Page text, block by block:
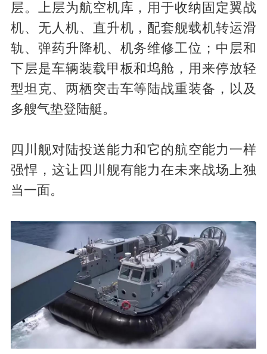
层。上层为航空机库，用于收纳固定翼战
机、无人机、直升机，配套舰载机转运滑
轨、弹药升降机、机务维修工位；中层和
下层是车辆装载甲板和坞舱，用来停放轻
型坦克、两栖突击车等陆战重装备，以及
多艘气垫登陆艇。
四川舰对陆投送能力和它的航空能力一样
强悍，这让四川舰有能力在未来战场上独
当一面。